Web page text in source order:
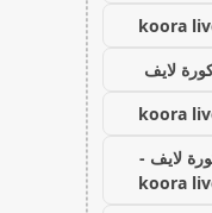
koora
لايف
koora
لايف -
koora